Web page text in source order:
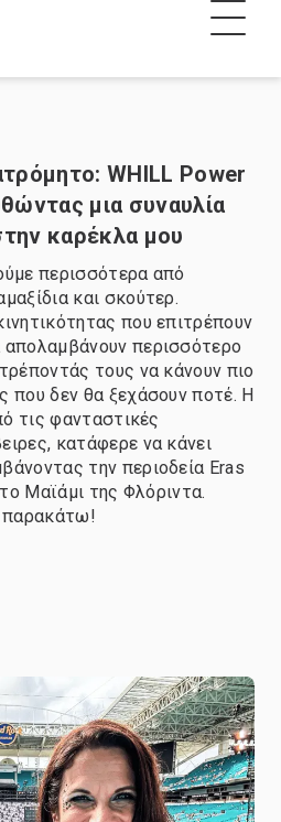
WHILL Power
μια συναυλία
καρέκλα μου
περισσότερα από
και σκούτερ.
που επιτρέπουν
περισσότερο
τους να κάνουν πιο
που δεν θα ξεχάσουν ποτέ. Η
τις φανταστικές
κατάφερε να κάνει
την περιοδεία Eras
Μαϊάμι της Φλόριντα.
παρακάτω!